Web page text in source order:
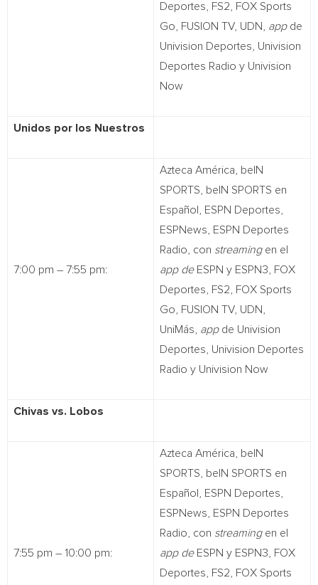
Deportes, FS2, FOX Sports
Go, FUSION TV, UDN, appde
Univision Deportes, Univision
Deportes Radio y Univision
Now
Unidos por los Nuestros
7:00 pm – 7:55 pm:
Azteca América, beIN
SPORTS, beIN SPORTS en
Español, ESPN Deportes,
ESPNews, ESPN Deportes
Radio, con streamingen el
app de ESPN y ESPN3, FOX
Deportes, FS2, FOX Sports
Go, FUSION TV, UDN,
UniMás, appde Univision
Deportes, Univision Deportes
Radio y Univision Now
Chivas vs. Lobos
7:55 pm – 10:00 pm:
Azteca América, beIN
SPORTS, beIN SPORTS en
Español, ESPN Deportes,
ESPNews, ESPN Deportes
Radio, con streamingen el
app de ESPN y ESPN3, FOX
Deportes, FS2, FOX Sports